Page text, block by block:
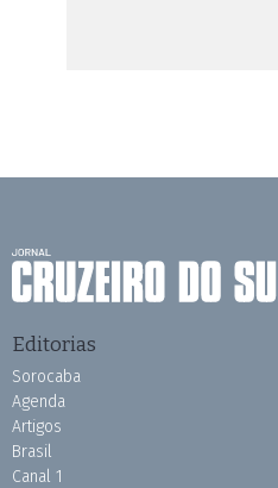
Editorias
Sorocaba
Agenda
Artigos
Brasil
Canal 1